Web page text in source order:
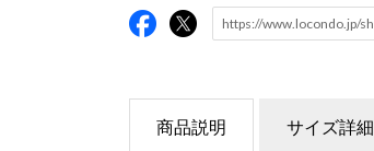
商品説明 サイズ詳細